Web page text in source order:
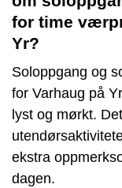
for time
Yr?
Soloppgang og
for Varhaug på
lyst og mørkt.
ekstra
dagen.